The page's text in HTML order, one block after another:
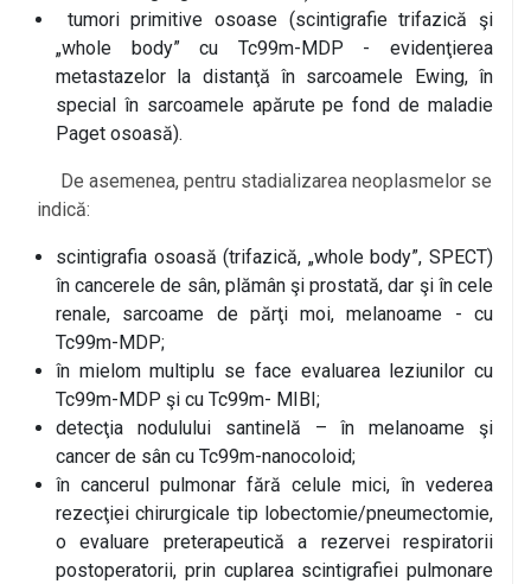
tumori primitive osoase (scintigrafie trifazică şi
„whole body” cu Tc99m-MDP - evidenţierea
metastazelor la distanţă în sarcoamele Ewing, în
special în sarcoamele apărute pe fond de maladie
Paget osoasă).
De asemenea, pentru stadializarea neoplasmelor se
indică:
scintigrafia osoasă (trifazică, „whole body”, SPECT)
în cancerele de sân, plămân şi prostată, dar şi în cele
renale, sarcoame de părţi moi, melanoame - cu
Tc99m-MDP;
în mielom multiplu se face evaluarea leziunilor cu
Tc99m-MDP şi cu Tc99m- MIBI;
detecţia nodulului santinelă – în melanoame şi
cancer de sân cu Tc99m-nanocoloid;
în cancerul pulmonar fără celule mici, în vederea
rezecţiei chirurgicale tip lobectomie/pneumectomie,
o evaluare preterapeutică a rezervei respiratorii
postoperatorii, prin cuplarea scintigrafiei pulmonare